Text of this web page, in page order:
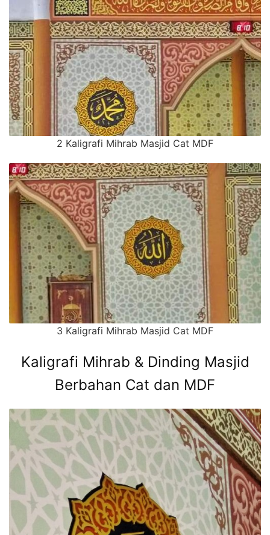
2 Kaligrafi Mihrab Masjid Cat MDF
3 Kaligrafi Mihrab Masjid Cat MDF
Kaligrafi Mihrab & Dinding Masjid
Berbahan Cat dan MDF